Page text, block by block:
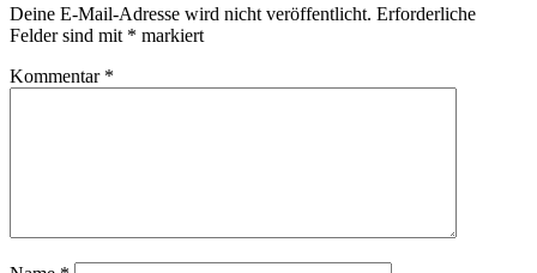
Deine E-Mail-Adresse wird nicht veröffentlicht. Erforderliche
Felder sind mit * markiert
Kommentar *